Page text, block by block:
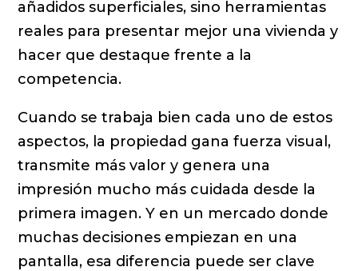
añadidos superficiales, sino herramientas
reales para presentar mejor una vivienda y
hacer que destaque frente a la
competencia.
Cuando se trabaja bien cada uno de estos
aspectos, la propiedad gana fuerza visual,
transmite más valor y genera una
impresión mucho más cuidada desde la
primera imagen. Y en un mercado donde
muchas decisiones empiezan en una
pantalla, esa diferencia puede ser clave